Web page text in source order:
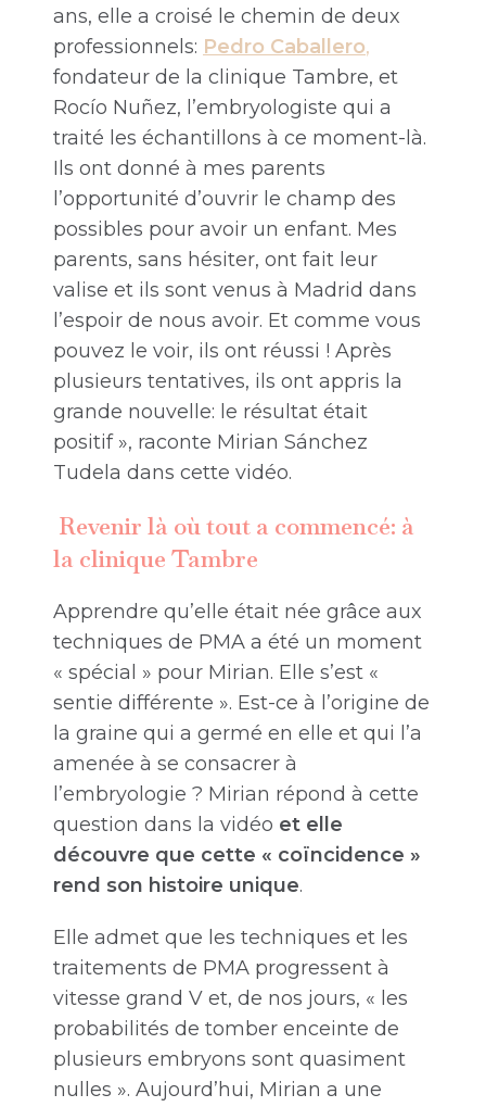
ans, elle a croisé le chemin de deux
professionnels: Pedro Caballero,
fondateur de la clinique Tambre, et
Rocío Nuñez, l’embryologiste qui a
traité les échantillons à ce moment-là.
Ils ont donné à mes parents
l’opportunité d’ouvrir le champ des
possibles pour avoir un enfant. Mes
parents, sans hésiter, ont fait leur
valise et ils sont venus à Madrid dans
l’espoir de nous avoir. Et comme vous
pouvez le voir, ils ont réussi ! Après
plusieurs tentatives, ils ont appris la
grande nouvelle: le résultat était
positif », raconte Mirian Sánchez
Tudela dans cette vidéo.
Revenir là où tout a commencé: à
la clinique Tambre
Apprendre qu’elle était née grâce aux
techniques de PMA a été un moment
« spécial » pour Mirian. Elle s’est «
sentie différente ». Est-ce à l’origine de
la graine qui a germé en elle et qui l’a
amenée à se consacrer à
l’embryologie ? Mirian répond à cette
question dans la vidéo et elle
découvre que cette « coïncidence »
rend son histoire unique.
Elle admet que les techniques et les
traitements de PMA progressent à
vitesse grand V et, de nos jours, « les
probabilités de tomber enceinte de
plusieurs embryons sont quasiment
nulles ». Aujourd’hui, Mirian a une